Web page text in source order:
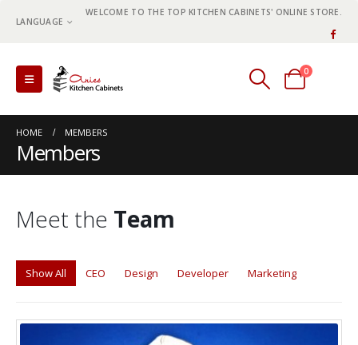
LANGUAGE
WELCOME TO THE TOP KITCHEN CABINETS' ONLINE STORE.
0
0 items
HOME MEMBERS
Members
Meet the Team
Show All CEO Design Developer Marketing